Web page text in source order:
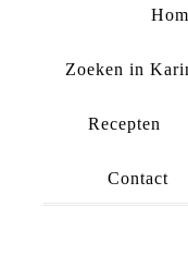
Zoeken in
Recepten
Contact